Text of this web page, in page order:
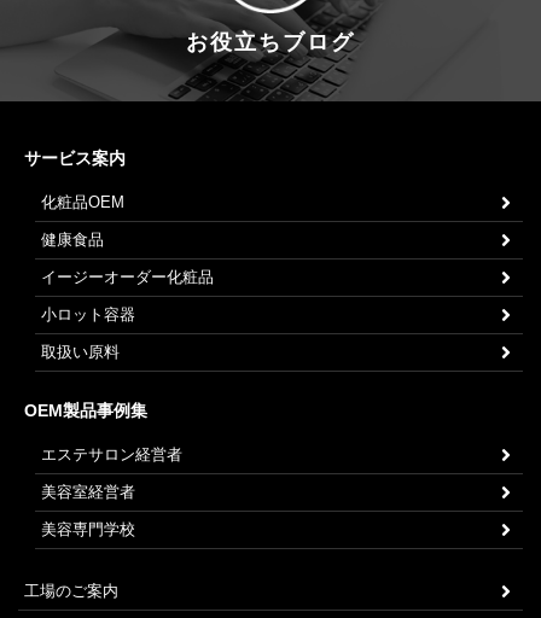
お役立ちブログ
サービス案内
化粧品OEM
健康食品
イージーオーダー化粧品
小ロット容器
取扱い原料
OEM製品事例集
エステサロン経営者
美容室経営者
美容専門学校
工場のご案内